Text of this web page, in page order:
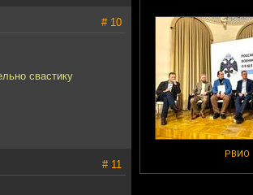
РВИО
# 10
свастику
# 11